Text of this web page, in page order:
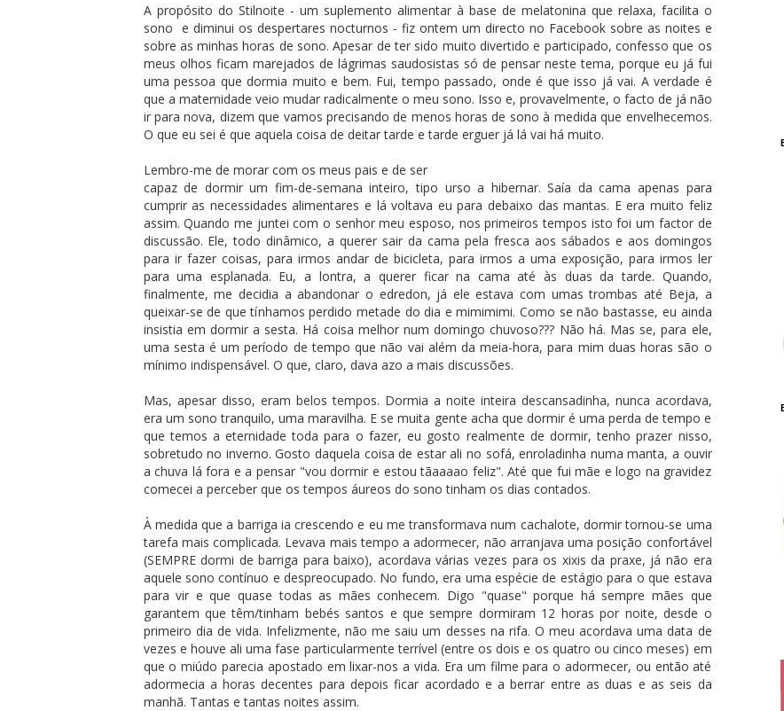
A propósito do Stilnoite - um suplemento alimentar à base de melatonina que relaxa, facilita o
sono e diminui os despertares nocturnos - fiz ontem um directo no Facebook sobre as noites e
sobre as minhas horas de sono. Apesar de ter sido muito divertido e participado, confesso que os
meus olhos ficam marejados de lágrimas saudosistas só de pensar neste tema, porque eu já fui
uma pessoa que dormia muito e bem. Fui, tempo passado, onde é que isso já vai. A verdade é
que a maternidade veio mudar radicalmente o meu sono. Isso e, provavelmente, o facto de já não
ir para nova, dizem que vamos precisando de menos horas de sono à medida que envelhecemos.
O que eu sei é que aquela coisa de deitar tarde e tarde erguer já lá vai há muito.
Lembro-me de morar com os meus pais e de ser
capaz de dormir um fim-de-semana inteiro, tipo urso a hibernar. Saía da cama apenas para
cumprir as necessidades alimentares e lá voltava eu para debaixo das mantas. E era muito feliz
assim. Quando me juntei com o senhor meu esposo, nos primeiros tempos isto foi um factor de
discussão. Ele, todo dinâmico, a querer sair da cama pela fresca aos sábados e aos domingos
para ir fazer coisas, para irmos andar de bicicleta, para irmos a uma exposição, para irmos ler
para uma esplanada. Eu, a lontra, a querer ficar na cama até às duas da tarde. Quando,
finalmente, me decidia a abandonar o edredon, já ele estava com umas trombas até Beja, a
queixar-se de que tínhamos perdido metade do dia e mimimimi. Como se não bastasse, eu ainda
insistia em dormir a sesta. Há coisa melhor num domingo chuvoso??? Não há. Mas se, para ele,
uma sesta é um período de tempo que não vai além da meia-hora, para mim duas horas são o
mínimo indispensável. O que, claro, dava azo a mais discussões.
Mas, apesar disso, eram belos tempos. Dormia a noite inteira descansadinha, nunca acordava,
era um sono tranquilo, uma maravilha. E se muita gente acha que dormir é uma perda de tempo e
que temos a eternidade toda para o fazer, eu gosto realmente de dormir, tenho prazer nisso,
sobretudo no inverno. Gosto daquela coisa de estar ali no sofá, enroladinha numa manta, a ouvir
a chuva lá fora e a pensar "vou dormir e estou tãaaaao feliz". Até que fui mãe e logo na gravidez
comecei a perceber que os tempos áureos do sono tinham os dias contados.
À medida que a barriga ia crescendo e eu me transformava num cachalote, dormir tornou-se uma
tarefa mais complicada. Levava mais tempo a adormecer, não arranjava uma posição confortável
(SEMPRE dormi de barriga para baixo), acordava várias vezes para os xixis da praxe, já não era
aquele sono contínuo e despreocupado. No fundo, era uma espécie de estágio para o que estava
para vir e que quase todas as mães conhecem. Digo "quase" porque há sempre mães que
garantem que têm/tinham bebés santos e que sempre dormiram 12 horas por noite, desde o
primeiro dia de vida. Infelizmente, não me saiu um desses na rifa. O meu acordava uma data de
vezes e houve ali uma fase particularmente terrível (entre os dois e os quatro ou cinco meses) em
que o miúdo parecia apostado em lixar-nos a vida. Era um filme para o adormecer, ou então até
adormecia a horas decentes para depois ficar acordado e a berrar entre as duas e as seis da
manhã. Tantas e tantas noites assim.